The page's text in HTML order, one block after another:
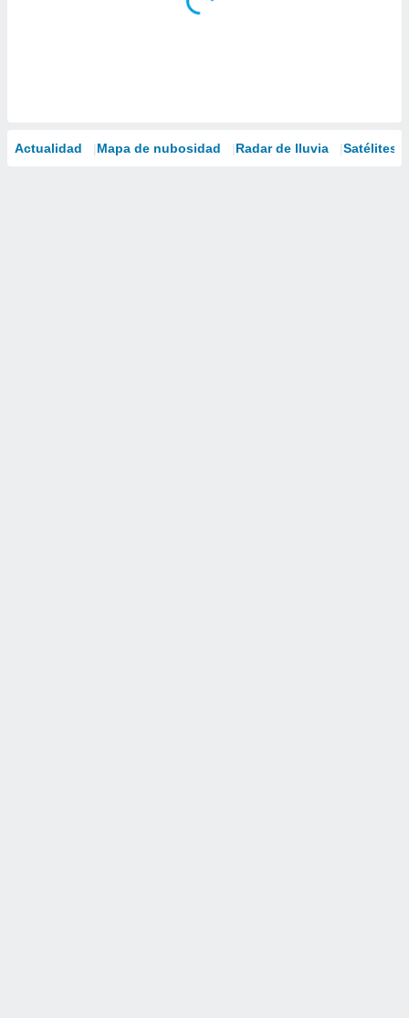
Actualidad Mapa de nubosidad Radar de lluvia Satélites